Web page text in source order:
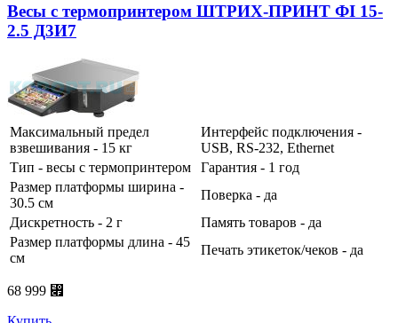
Весы с термопринтером ШТРИХ-ПРИНТ ФI 15-
2.5 Д3И7
Максимальный предел
взвешивания - 15 кг
Интерфейс подключения -
USB, RS-232, Ethernet
Тип - весы с термопринтером
Гарантия - 1 год
Размер платформы ширина -
30.5 см
Поверка - да
Дискретность - 2 г
Память товаров - да
Размер платформы длина - 45
см
Печать этикеток/чеков - да
68 999 ⃏